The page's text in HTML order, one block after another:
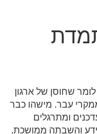
שחוסן של ארגון
עבר. מישהו כבר
ומתרגלים
והשבתה ממושכת.